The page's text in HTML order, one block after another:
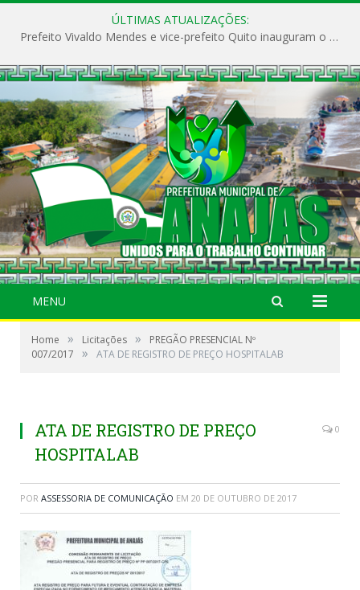
ÚLTIMAS ATUALIZAÇÕES:
Prefeito Vivaldo Mendes e vice-prefeito Quito inauguram o CAPS e fortalecem a saúde pública em Anajás.
MENU
Home » Licitações »
PREGÃO PRESENCIAL Nº
007/2017
» ATA DE REGISTRO DE PREÇO HOSPITALAB
ATA DE REGISTRO DE PREÇO
HOSPITALAB
0
POR ASSESSORIA DE COMUNICAÇÃO EM 20 DE OUTUBRO DE 2017